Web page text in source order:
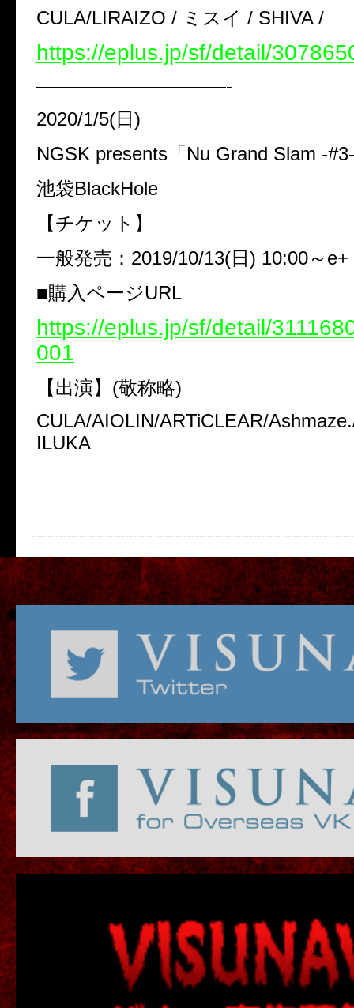
CULA/LIRAIZO / ミスイ / SHIVA /
https://eplus.jp/sf/detail/
——————————-
2020/1/5(日)
NGSK presents「Nu Grand Slam -
池袋BlackHole
【チケット】
一般発売：2019/10/13(日) 10:00～e+
■購入ページURL
https://eplus.jp/sf/detail/
001
【出演】(敬称略)
CULA/AIOLIN/ARTiCLEAR/
ILUKA